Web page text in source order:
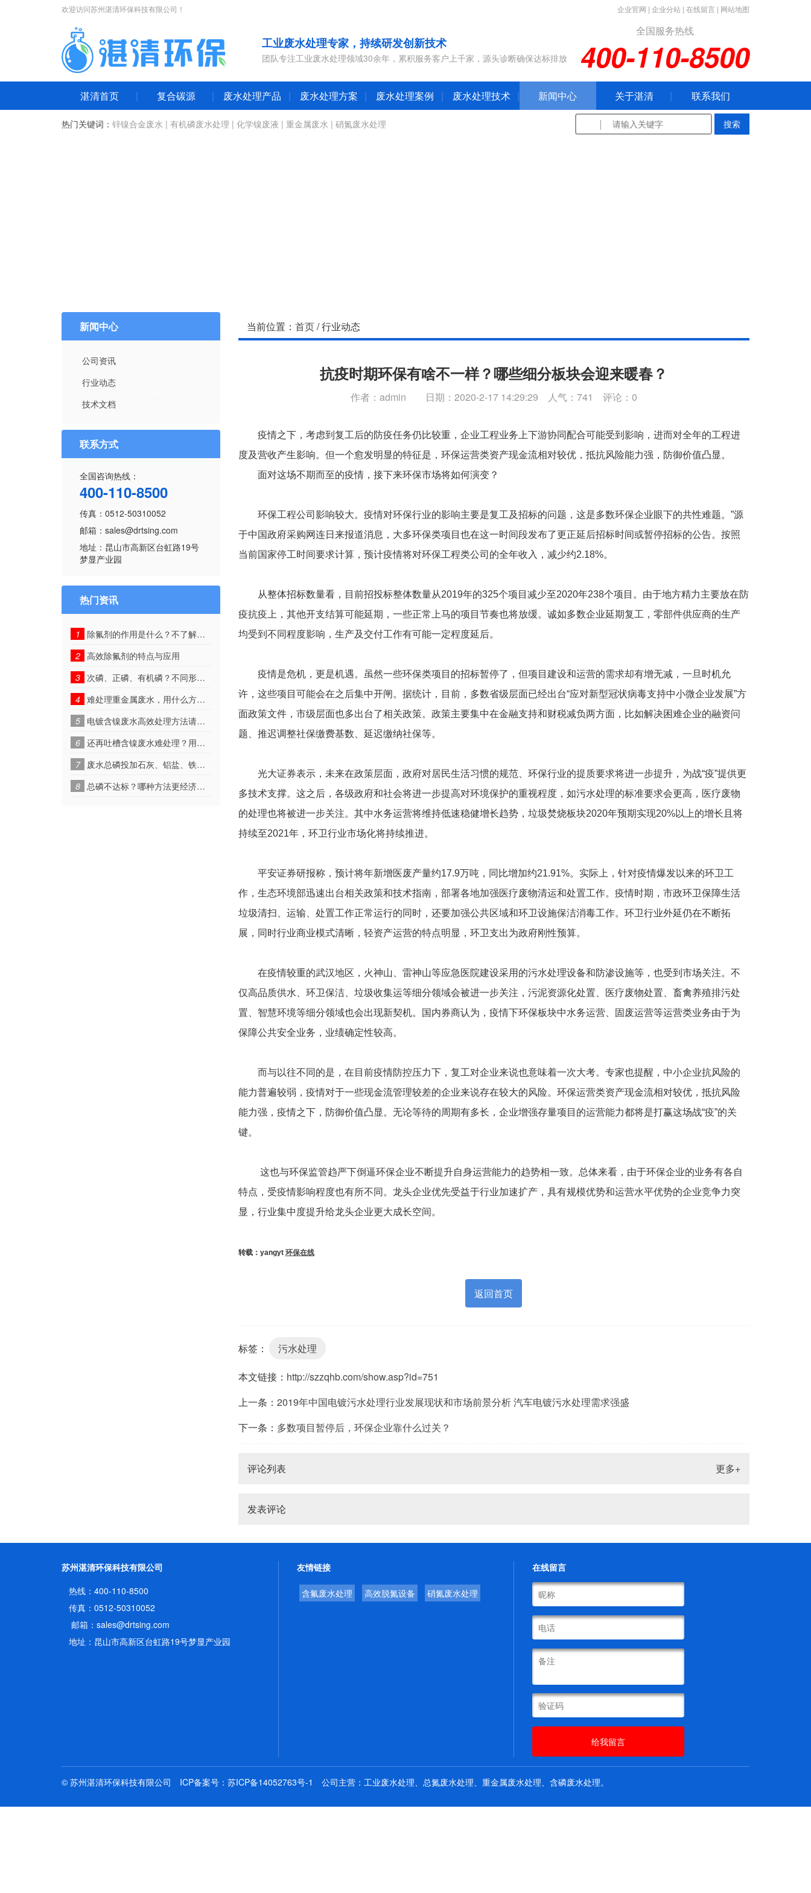
欢迎访问苏州湛清环保科技有限公司！ 企业官网 | 企业分站 | 在线留言 | 网站地图
工业废水处理专家，持续研发创新技术
团队专注工业废水处理领域30余年，累积服务客户上千家，源头诊断确保达标排放
全国服务热线
400-110-8500
湛清首页 复合碳源 废水处理产品 废水处理方案 废水处理案例 废水处理技术 新闻中心 关于湛清 联系我们
热门关键词： 锌镍合金废水 | 有机磷废水处理 | 化学镍废液 | 重金属废水 | 硝氮废水处理 搜索
当前位置： 首页/ 行业动态
抗疫时期环保有啥不一样？哪些细分板块会迎来暖春？
作者：admin 日期：2020-2-17 14:29:29 人气： 741 评论： 0
疫情之下，考虑到复工后的防疫任务仍比较重，企业工程业务上下游协同配合可能受到影响，进而对全年的工程进
度及营收产生影响。但一个愈发明显的特征是，环保运营类资产现金流相对较优，抵抗风险能力强，防御价值凸显。
面对这场不期而至的疫情，接下来环保市场将如何演变？
环保工程公司影响较大。疫情对环保行业的影响主要是复工及招标的问题，这是多数环保企业眼下的共性难题。”源
于中国政府采购网连日来报道消息，大多环保类项目也在这一时间段发布了更正延后招标时间或暂停招标的公告。按照
当前国家停工时间要求计算，预计疫情将对环保工程类公司的全年收入，减少约2.18%。
从整体招标数量看，目前招投标整体数量从2019年的325个项目减少至2020年238个项目。由于地方精力主要放在防
疫抗疫上，其他开支结算可能延期，一些正常上马的项目节奏也将放缓。诚如多数企业延期复工，零部件供应商的生产
均受到不同程度影响，生产及交付工作有可能一定程度延后。
疫情是危机，更是机遇。虽然一些环保类项目的招标暂停了，但项目建设和运营的需求却有增无减，一旦时机允
许，这些项目可能会在之后集中开闸。据统计，目前，多数省级层面已经出台“应对新型冠状病毒支持中小微企业发展”方
面政策文件，市级层面也多出台了相关政策。政策主要集中在金融支持和财税减负两方面，比如解决困难企业的融资问
题、推迟调整社保缴费基数、延迟缴纳社保等。
光大证券表示，未来在政策层面，政府对居民生活习惯的规范、环保行业的提质要求将进一步提升，为战“疫”提供更
多技术支撑。这之后，各级政府和社会将进一步提高对环境保护的重视程度，如污水处理的标准要求会更高，医疗废物
的处理也将被进一步关注。其中水务运营将维持低速稳健增长趋势，垃圾焚烧板块2020年预期实现20%以上的增长且将
持续至2021年，环卫行业市场化将持续推进。
平安证券研报称，预计将年新增医废产量约17.9万吨，同比增加约21.91%。实际上，针对疫情爆发以来的环卫工
作，生态环境部迅速出台相关政策和技术指南，部署各地加强医疗废物清运和处置工作。疫情时期，市政环卫保障生活
垃圾清扫、运输、处置工作正常运行的同时，还要加强公共区域和环卫设施保洁消毒工作。环卫行业外延仍在不断拓
展，同时行业商业模式清晰，轻资产运营的特点明显，环卫支出为政府刚性预算。
在疫情较重的武汉地区，火神山、雷神山等应急医院建设采用的污水处理设备和防渗设施等，也受到市场关注。不
仅高品质供水、环卫保洁、垃圾收集运等细分领域会被进一步关注，污泥资源化处置、医疗废物处置、畜禽养殖排污处
置、智慧环境等细分领域也会出现新契机。国内券商认为，疫情下环保板块中水务运营、固废运营等运营类业务由于为
保障公共安全业务，业绩确定性较高。
而与以往不同的是，在目前疫情防控压力下，复工对企业来说也意味着一次大考。专家也提醒，中小企业抗风险的
能力普遍较弱，疫情对于一些现金流管理较差的企业来说存在较大的风险。环保运营类资产现金流相对较优，抵抗风险
能力强，疫情之下，防御价值凸显。无论等待的周期有多长，企业增强存量项目的运营能力都将是打赢这场战“疫”的关
键。
这也与环保监管趋严下倒逼环保企业不断提升自身运营能力的趋势相一致。总体来看，由于环保企业的业务有各自
特点，受疫情影响程度也有所不同。龙头企业优先受益于行业加速扩产，具有规模优势和运营水平优势的企业竞争力突
显，行业集中度提升给龙头企业更大成长空间。
转载：yangyt 环保在线
返回首页
标签： 污水处理
本文链接： http://szzqhb.com/show.asp?id=751
上一条： 2019年中国电镀污水处理行业发展现状和市场前景分析 汽车电镀污水处理需求强盛
下一条： 多数项目暂停后，环保企业靠什么过关？
评论列表 更多+
发表评论
新闻中心
公司资讯
行业动态
技术文档
联系方式
全国咨询热线：
400-110-8500
传真：0512-50310052
邮箱：sales@drtsing.com
地址：昆山市高新区台虹路19号
梦显产业园
热门资讯
1 除氟剂的作用是什么？不了解的小伙伴进来看看
2 高效除氟剂的特点与应用
3
次磷、正磷、有机磷？不同形态的含磷废水如何一步到位！
4 难处理重金属废水，用什么方法解决？
5
电镀含镍废水高效处理方法请查收~
6 还再吐槽含镍废水难处理？用这种方法就可以了
7
废水总磷投加石灰、铝盐、铁盐不达标怎么办?
8
总磷不达标？哪种方法更经济有效？
苏州湛清环保科技有限公司
热线：400-110-8500
传真：0512-50310052
邮箱：sales@drtsing.com
地址：昆山市高新区台虹路19号梦显产业园
友情链接
含氟废水处理 高效脱氮设备 硝氮废水处理
在线留言
给我留言
© 苏州湛清环保科技有限公司 ICP备案号：苏ICP备14052763号-1 公司主营：工业废水处理、总氮废水处理、重金属废水处理、含磷废水处理。